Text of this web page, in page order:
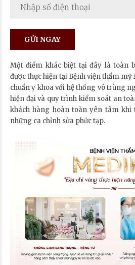
Một điểm khác biệt tại đây là toàn
được thực hiện tại Bệnh viện thẩm
chuẩn y khoa với hệ thống vô trùng
hiện đại và quy trình kiểm soát an
khách hàng hoàn toàn yên tâm khi
những ca chỉnh sửa phức tạp.